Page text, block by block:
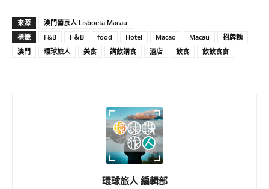
來源
澳門葡京人 Lisboeta Macau
標籤
F&B F＆B food Hotel Macao Macau
招牌麵
澳門
環球旅人 美食 講飲講食 酒店 飲食 飲飲食食
環球旅人 編輯部